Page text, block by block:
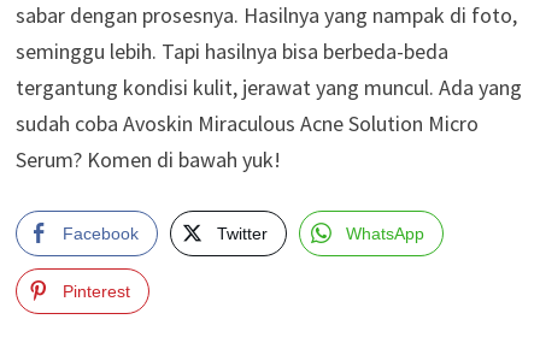
sabar dengan prosesnya. Hasilnya yang nampak di foto,
seminggu lebih. Tapi hasilnya bisa berbeda-beda
tergantung kondisi kulit, jerawat yang muncul. Ada yang
sudah coba Avoskin Miraculous Acne Solution Micro
Serum? Komen di bawah yuk!
Facebook Twitter WhatsApp
Pinterest